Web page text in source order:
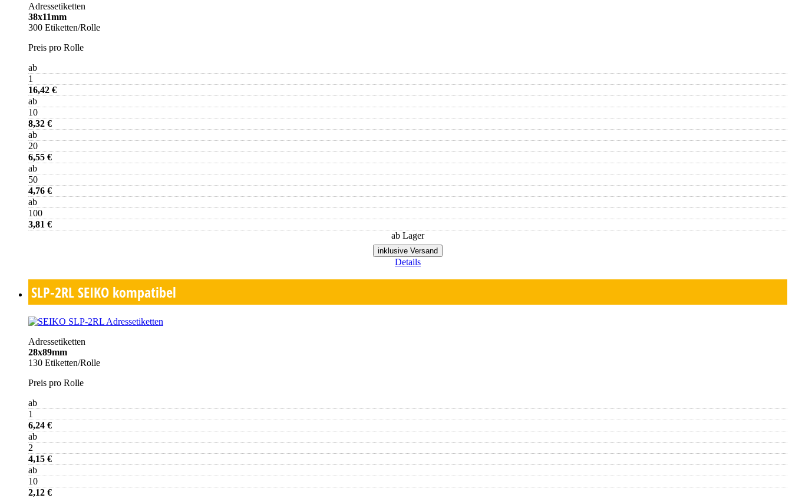
Adressetiketten
38x11mm
300 Etiketten/Rolle
Preis pro Rolle
ab
1
16,42 €
ab
10
8,32 €
ab
20
6,55 €
ab
50
4,76 €
ab
100
3,81 €
ab Lager
inklusive Versand
Details
SLP-2RLSEIKO kompatibel
Adressetiketten
28x89mm
130 Etiketten/Rolle
Preis pro Rolle
ab
1
6,24 €
ab
2
4,15 €
ab
10
2,12 €